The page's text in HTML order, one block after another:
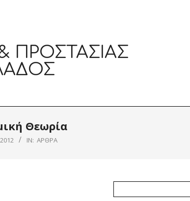
ΠΡΟΣΤΑΣΊΑΣ
Θεωρία
IN: ΆΡΘΡΑ